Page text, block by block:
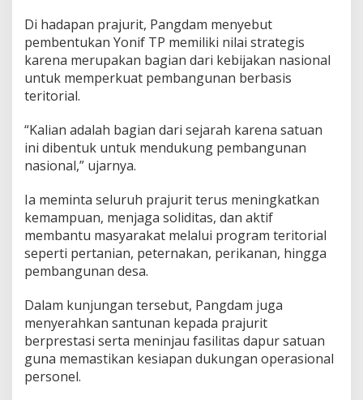
Di hadapan prajurit, Pangdam menyebut
pembentukan Yonif TP memiliki nilai strategis
karena merupakan bagian dari kebijakan nasional
untuk memperkuat pembangunan berbasis
teritorial.
“Kalian adalah bagian dari sejarah karena satuan
ini dibentuk untuk mendukung pembangunan
nasional,” ujarnya.
Ia meminta seluruh prajurit terus meningkatkan
kemampuan, menjaga soliditas, dan aktif
membantu masyarakat melalui program teritorial
seperti pertanian, peternakan, perikanan, hingga
pembangunan desa.
Dalam kunjungan tersebut, Pangdam juga
menyerahkan santunan kepada prajurit
berprestasi serta meninjau fasilitas dapur satuan
guna memastikan kesiapan dukungan operasional
personel.